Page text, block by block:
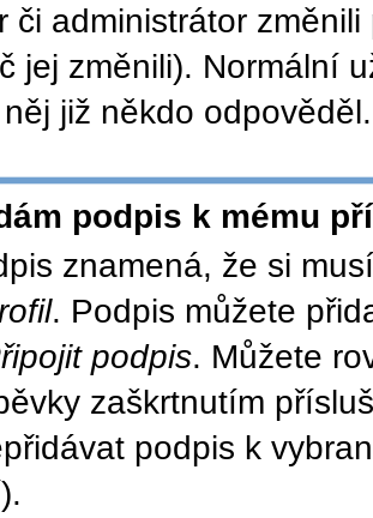
či administrátor
jej změnili). Normální
již někdo odpověděl.
podpis k mému
znamená, že si
. Podpis můžete
podpis. Můžete
zaškrtnutím
podpis k